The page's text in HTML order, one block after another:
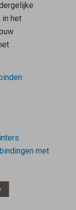
in het
met